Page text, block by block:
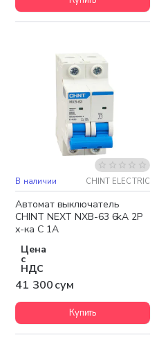
В наличии CHINT ELECTRIC
Автомат выключатель
CHINT NEXT NXB-63 6kA 2P
х-ка C 1A
Цена
с
НДС
41 300 сум
Купить